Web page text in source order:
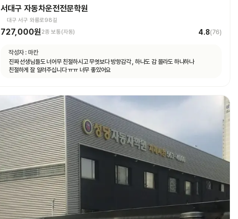
서대구 자동차운전전문학원
대구 서구 와룡로98길
727,000원2종 보통(자동) 4.8(76)
작성자 : 마칸
진짜 선생님들도 너어무 친절하시고 무엇보다 방향감각 , 하나도 감 몰라도 하나하나
친절하게 잘 알려주십니다 ㅠㅠ 너무 좋았어요